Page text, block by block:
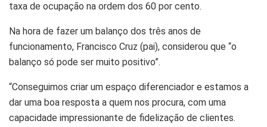
taxa de ocupação na ordem dos 60 por cento.
Na hora de fazer um balanço dos três anos de
funcionamento, Francisco Cruz (pai), considerou que “o
balanço só pode ser muito positivo”.
“Conseguimos criar um espaço diferenciador e estamos a
dar uma boa resposta a quem nos procura, com uma
capacidade impressionante de fidelização de clientes.